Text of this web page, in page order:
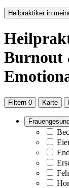
Heilpraktiker in
Burnout
Filtern 0 Karte